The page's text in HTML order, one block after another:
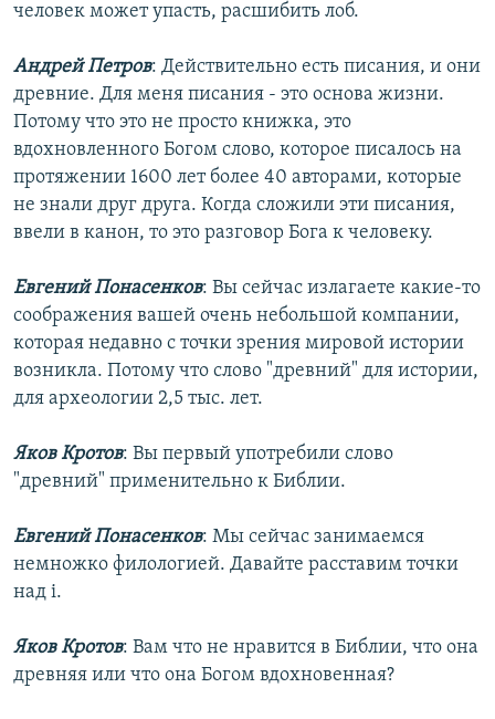
человек может упасть, расшибить лоб.
Андрей Петров: Действительно есть писания, и они
древние. Для меня писания - это основа жизни.
Потому что это не просто книжка, это
вдохновленного Богом слово, которое писалось на
протяжении 1600 лет более 40 авторами, которые
не знали друг друга. Когда сложили эти писания,
ввели в канон, то это разговор Бога к человеку.
Евгений Понасенков: Вы сейчас излагаете какие-то
соображения вашей очень небольшой компании,
которая недавно с точки зрения мировой истории
возникла. Потому что слово "древний" для истории,
для археологии 2,5 тыс. лет.
Яков Кротов: Вы первый употребили слово
"древний" применительно к Библии.
Евгений Понасенков: Мы сейчас занимаемся
немножко филологией. Давайте расставим точки
над i.
Яков Кротов: Вам что не нравится в Библии, что она
древняя или что она Богом вдохновенная?